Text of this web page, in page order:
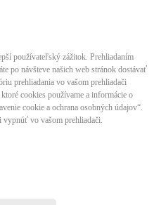
používateľský zážitok. Prehliadaním
po návšteve našich web stránok dostávať
prehliadania vo vašom prehliadači
cookies používame a informácie o
cookie a ochrana osobných údajov“.
vo vašom prehliadači.